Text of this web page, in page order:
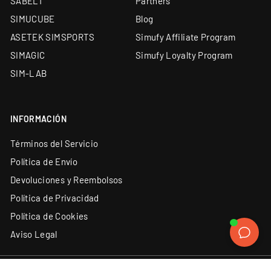
SIMUCUBE
ASETEK SIMSPORTS
SIMAGIC
SIM-LAB
Blog
Simufy Affiliate Program
Simufy Loyalty Program
INFORMACIÓN
Términos del Servicio
Política de Envío
Devoluciones y Reembolsos
Política de Privacidad
Política de Cookies
Aviso Legal